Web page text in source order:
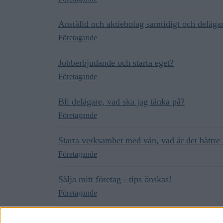
Anställd och aktiebolag samtidigt och
Företagande
Jobberbjudande och starta eget?
Företagande
Bli delägare, vad ska jag tänka på?
Företagande
Starta verksamhet med vän, vad är det bättre
Företagande
Sälja mitt företag - tips önskas!
Företagande